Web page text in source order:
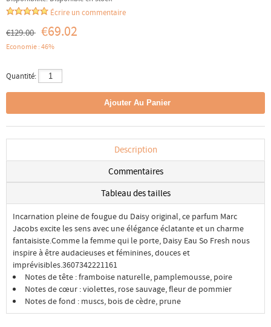
Écrire un commentaire
€129.00 €69.02
Economie : 46%
Quantité:
Description
Commentaires
Tableau des tailles
Incarnation pleine de fougue du Daisy original, ce parfum Marc
Jacobs excite les sens avec une élégance éclatante et un charme
fantaisiste.Comme la femme qui le porte, Daisy Eau So Fresh nous
inspire à être audacieuses et féminines, douces et
imprévisibles.3607342221161
Notes de tête : framboise naturelle, pamplemousse, poire
Notes de cœur : violettes, rose sauvage, fleur de pommier
Notes de fond : muscs, bois de cèdre, prune